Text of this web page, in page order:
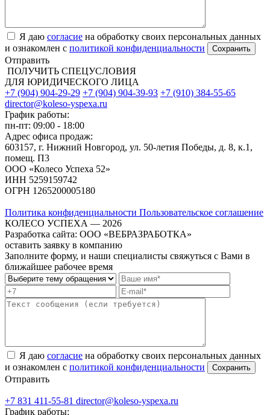
Я даю согласие на обработку своих персональных данных
и ознакомлен с политикой конфиденциальности
Отправить
ПОЛУЧИТЬ СПЕЦУСЛОВИЯ
ДЛЯ ЮРИДИЧЕСКОГО ЛИЦА
+7 (904) 904-29-29 +7 (904) 904-39-93 +7 (910) 384-55-65
director@koleso-yspexa.ru
График работы:
пн-пт: 09:00 - 18:00
Адрес офиса продаж:
603157, г. Нижний Новгород, ул. 50-летия Победы, д. 8, к.1,
помещ. П3
ООО «Колесо Успеха 52»
ИНН 5259159742
ОГРН 1265200005180
Политика конфиденциальности Пользовательское соглашение
КОЛЕСО УСПЕХА ― 2026
Разработка сайта: ООО «ВЕБРАЗРАБОТКА»
оставить заявку в компанию
Заполните форму, и наши специалисты свяжуться с Вами в
ближайшее рабочее время
Я даю согласие на обработку своих персональных данных
и ознакомлен с политикой конфиденциальности
Отправить
+7 831 411-55-81 director@koleso-yspexa.ru
График работы: